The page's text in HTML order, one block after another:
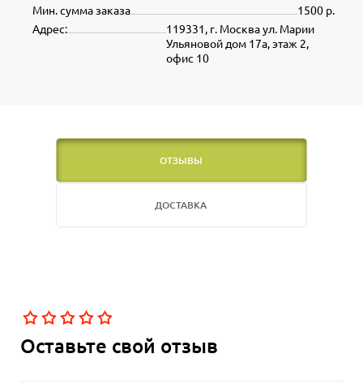
1500 р.
Мин. сумма заказа
119331, г. Москва ул. Марии
Ульяновой дом 17а, этаж 2,
офис 10
Адрес:
ОТЗЫВЫ
ДОСТАВКА
Оставьте свой отзыв